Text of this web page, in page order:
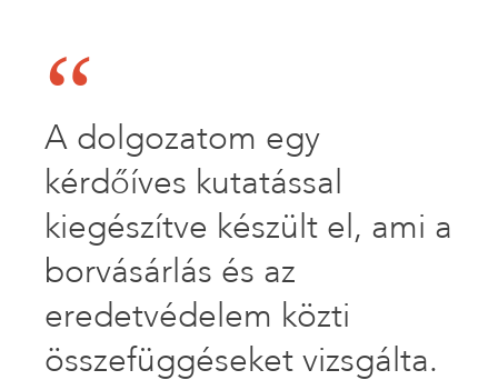
A dolgozatom egy
kérdőíves kutatással
kiegészítve készült el, ami a
borvásárlás és az
eredetvédelem közti
összefüggéseket vizsgálta.